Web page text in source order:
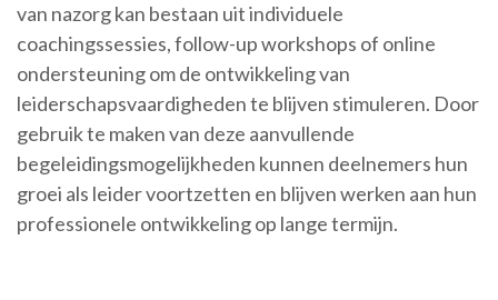
van nazorg kan bestaan uit individuele
coachingssessies, follow-up workshops of online
ondersteuning om de ontwikkeling van
leiderschapsvaardigheden te blijven stimuleren. Door
gebruik te maken van deze aanvullende
begeleidingsmogelijkheden kunnen deelnemers hun
groei als leider voortzetten en blijven werken aan hun
professionele ontwikkeling op lange termijn.